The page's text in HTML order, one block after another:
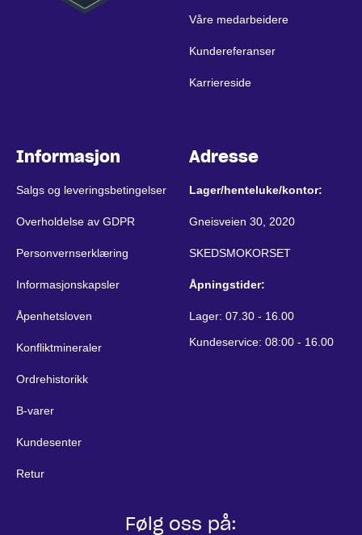
Våre medarbeidere
Kundereferanser
Karriereside
Informasjon
Salgs og leveringsbetingelser
Overholdelse av GDPR
Personvernserklæring
Informasjonskapsler
Åpenhetsloven
Konfliktmineraler
Ordrehistorikk
B-varer
Kundesenter
Retur
Adresse
Lager/henteluke/kontor:
Gneisveien 30, 2020
SKEDSMOKORSET
Åpningstider:
Lager: 07.30 - 16.00
Kundeservice: 08:00 - 16.00
Følg oss på: